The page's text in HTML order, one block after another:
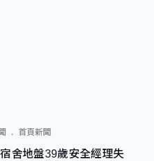
首頁新聞
舍地盤39歲安全經理失